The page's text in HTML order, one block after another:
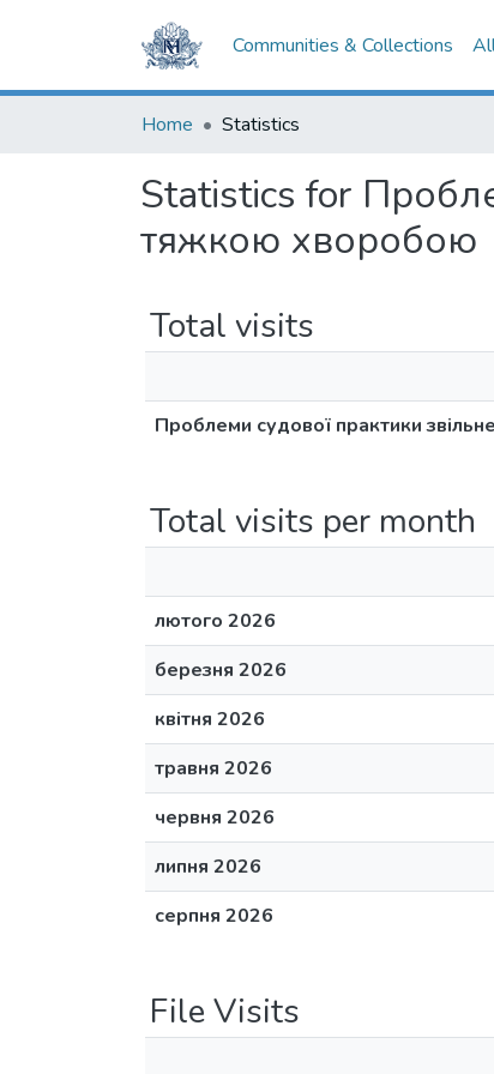
Communities & Collections
Home Statistics
Statistics for
тяжкою хворобою
Total visits
Проблеми судової практики
Total visits per month
лютого 2026
березня 2026
квітня 2026
травня 2026
червня 2026
липня 2026
серпня 2026
File Visits